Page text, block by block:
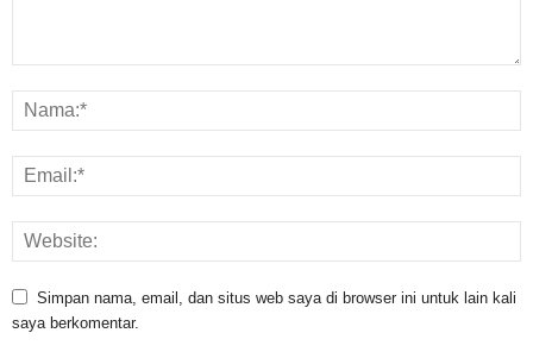
Simpan nama, email, dan situs web saya di browser ini untuk lain kali
saya berkomentar.